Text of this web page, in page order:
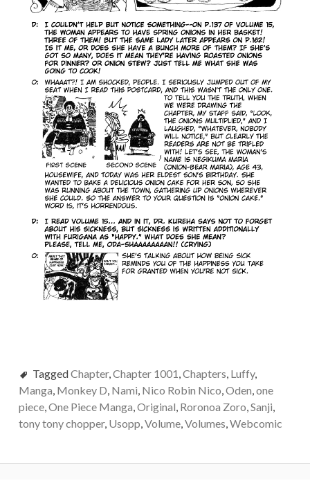
TaggedChapter,Chapter 1001,Chapters, Luffy,
Manga, Monkey D, Nami, Nico Robin Nico,Oden,one
piece,One Piece Manga,Original, Roronoa Zoro,Sanji,
tony tony chopper, Usopp,Volume,Volumes,Webcomic